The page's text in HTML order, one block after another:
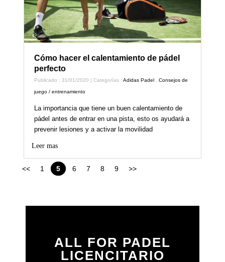
Cómo hacer el calentamiento de pádel
perfecto
Publicado : 31/01/2020 | Categorías :Adidas Padel ,Consejos de
juego / entrenamiento
La importancia que tiene un buen calentamiento de
pádel antes de entrar en una pista, esto os ayudará a
prevenir lesiones y a activar la movilidad
Leer mas
<< 1 5 6 7 8 9 >>
ALL FOR PADEL
LICENCITARIO